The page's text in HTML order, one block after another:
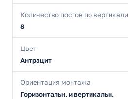
Количество постов по вертикали
8
Цвет
Антрацит
Ориентация монтажа
Горизонтальн. и вертикальн.